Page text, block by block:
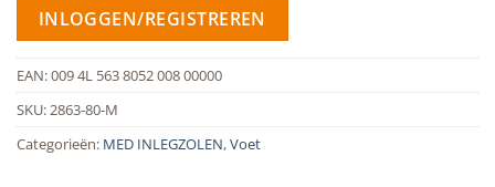
INLOGGEN/REGISTREREN
EAN:009 4L 563 8052 008 00000
SKU:2863-80-M
Categorieën: MED INLEGZOLEN,Voet